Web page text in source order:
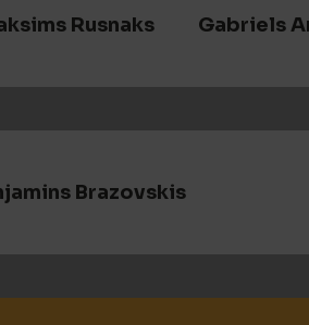
Rusnaks Gabriels
Brazovskis